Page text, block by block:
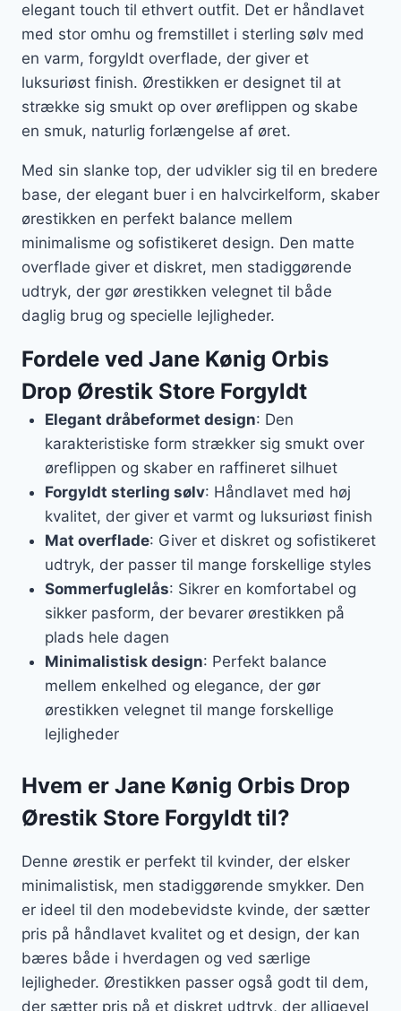
elegant touch til ethvert outfit. Det er håndlavet
med stor omhu og fremstillet i sterling sølv med
en varm, forgyldt overflade, der giver et
luksuriøst finish. Ørestikken er designet til at
strække sig smukt op over øreflippen og skabe
en smuk, naturlig forlængelse af øret.
Med sin slanke top, der udvikler sig til en bredere
base, der elegant buer i en halvcirkelform, skaber
ørestikken en perfekt balance mellem
minimalisme og sofistikeret design. Den matte
overflade giver et diskret, men stadiggørende
udtryk, der gør ørestikken velegnet til både
daglig brug og specielle lejligheder.
Fordele ved Jane Kønig Orbis
Drop Ørestik Store Forgyldt
Elegant dråbeformet design: Den
karakteristiske form strækker sig smukt over
øreflippen og skaber en raffineret silhuet
Forgyldt sterling sølv: Håndlavet med høj
kvalitet, der giver et varmt og luksuriøst finish
Mat overflade: Giver et diskret og sofistikeret
udtryk, der passer til mange forskellige styles
Sommerfuglelås: Sikrer en komfortabel og
sikker pasform, der bevarer ørestikken på
plads hele dagen
Minimalistisk design: Perfekt balance
mellem enkelhed og elegance, der gør
ørestikken velegnet til mange forskellige
lejligheder
Hvem er Jane Kønig Orbis Drop
Ørestik Store Forgyldt til?
Denne ørestik er perfekt til kvinder, der elsker
minimalistisk, men stadiggørende smykker. Den
er ideel til den modebevidste kvinde, der sætter
pris på håndlavet kvalitet og et design, der kan
bæres både i hverdagen og ved særlige
lejligheder. Ørestikken passer også godt til dem,
der sætter pris på et diskret udtryk, der alligevel